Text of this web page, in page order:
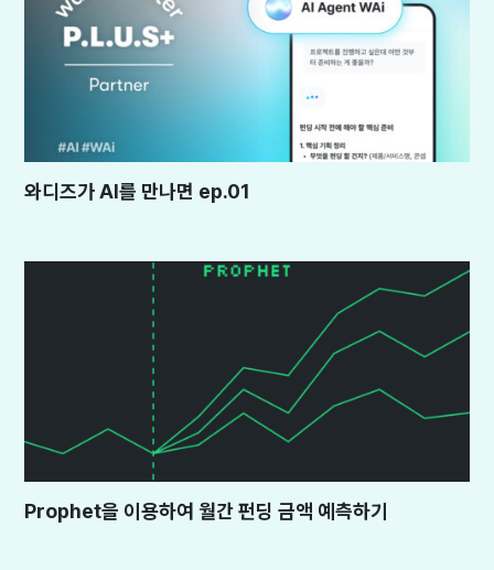
와디즈가 AI를 만나면 ep.01
Prophet을 이용하여 월간 펀딩 금액 예측하기